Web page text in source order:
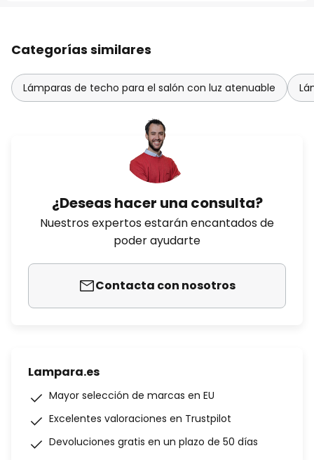
Categorías similares
Lámparas de techo para el salón con luz atenuable
¿Deseas hacer una consulta?
Nuestros expertos estarán encantados de
poder ayudarte
Contacta con nosotros
Lampara.es
Mayor selección de marcas en EU
Excelentes valoraciones en Trustpilot
Devoluciones gratis en un plazo de 50 días